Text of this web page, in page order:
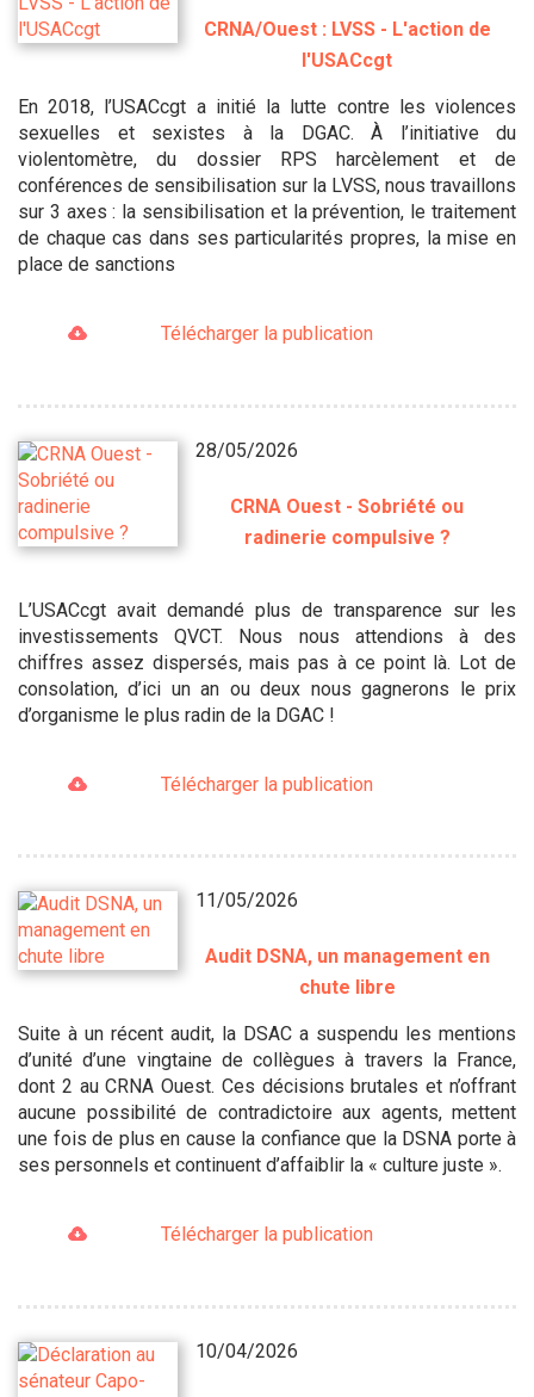
CRNA/Ouest : LVSS - L'action de
l'USACcgt
En 2018, l’USACcgt a initié la lutte contre les violences
sexuelles et sexistes à la DGAC. À l’initiative du
violentomètre, du dossier RPS harcèlement et de
conférences de sensibilisation sur la LVSS, nous travaillons
sur 3 axes : la sensibilisation et la prévention, le traitement
de chaque cas dans ses particularités propres, la mise en
place de sanctions
Télécharger la publication
28/05/2026
CRNA Ouest - Sobriété ou
radinerie compulsive ?
L’USACcgt avait demandé plus de transparence sur les
investissements QVCT. Nous nous attendions à des
chiffres assez dispersés, mais pas à ce point là. Lot de
consolation, d’ici un an ou deux nous gagnerons le prix
d’organisme le plus radin de la DGAC !
Télécharger la publication
11/05/2026
Audit DSNA, un management en
chute libre
Suite à un récent audit, la DSAC a suspendu les mentions
d’unité d’une vingtaine de collègues à travers la France,
dont 2 au CRNA Ouest. Ces décisions brutales et n’offrant
aucune possibilité de contradictoire aux agents, mettent
une fois de plus en cause la confiance que la DSNA porte à
ses personnels et continuent d’affaiblir la « culture juste ».
Télécharger la publication
10/04/2026